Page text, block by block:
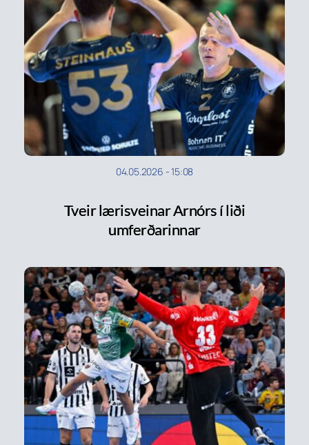
04.05.2026 -15:08
Tveir lærisveinar Arnórs í liði
umferðarinnar